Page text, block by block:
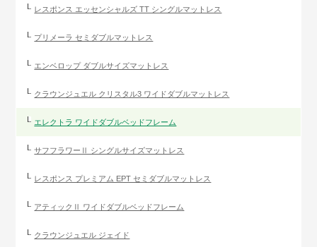
レスポンス エッセンシャルズ TT シングルマットレス
プリメーラ セミダブルマットレス
エンベロップ ダブルサイズマットレス
クラウンジュエル クリスタル3 ワイドダブルマットレス
エレクトラ ワイドダブルベッドフレーム
サフフラワーⅡ シングルサイズマットレス
レスポンス プレミアム EPT セミダブルマットレス
アティックⅡ ワイドダブルベッドフレーム
クラウンジュエル ジェイド